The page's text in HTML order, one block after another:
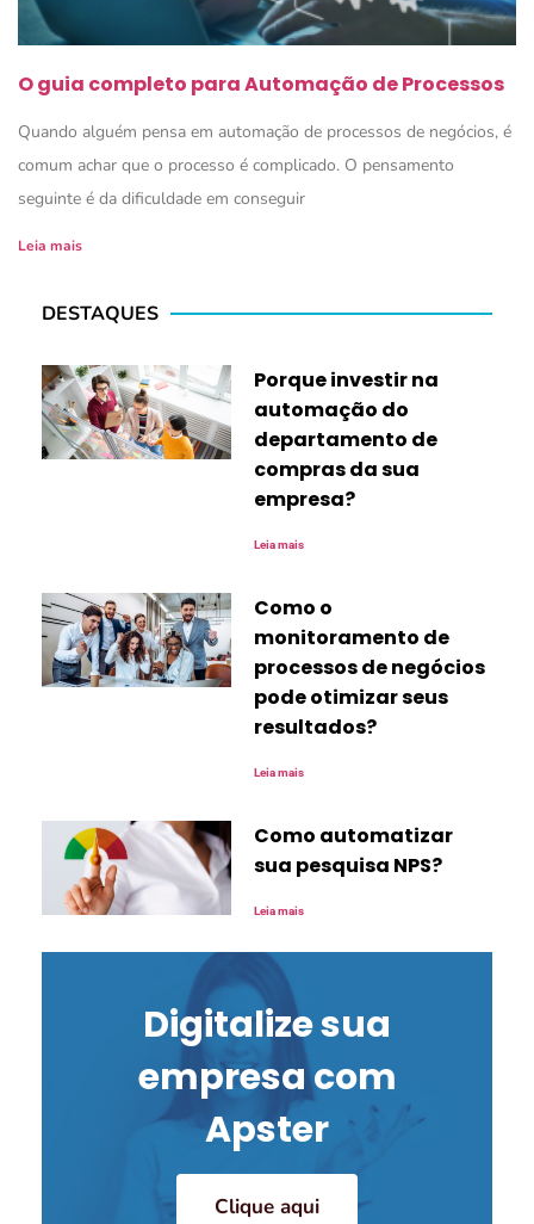
O guia completo para Automação de Processos
Quando alguém pensa em automação de processos de negócios, é
comum achar que o processo é complicado. O pensamento
seguinte é da dificuldade em conseguir
Leia mais
DESTAQUES
Porque investir na
automação do
departamento de
compras da sua
empresa?
Leia mais
Como o
monitoramento de
processos de negócios
pode otimizar seus
resultados?
Leia mais
Como automatizar
sua pesquisa NPS?
Leia mais
Digitalize sua
empresa com
Apster
Clique aqui